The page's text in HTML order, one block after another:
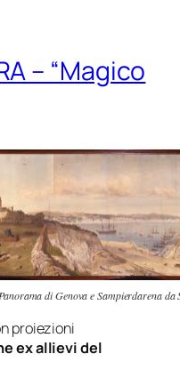
– “Magico
Panorama di Genova e Sampierdarena da
proiezioni
ex allievi del